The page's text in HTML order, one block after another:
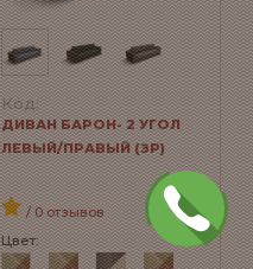
Код:
ДИВАН БАРОН- 2 УГОЛ
ЛЕВЫЙ/ПРАВЫЙ (ЗР)
/ 0 отзывов
Цвет: